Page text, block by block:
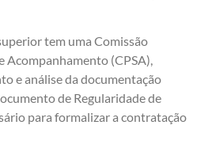
tem uma Comissão
Acompanhamento (CPSA),
e análise da documentação
de Regularidade de
para formalizar a contratação